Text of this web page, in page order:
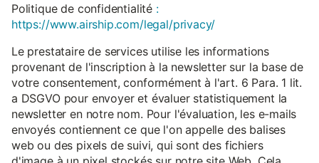
Politique de confidentialité :
https://www.airship.com/legal/privacy/
Le prestataire de services utilise les informations
provenant de l'inscription à la newsletter sur la base de
votre consentement, conformément à l'art. 6 Para. 1 lit.
a DSGVO pour envoyer et évaluer statistiquement la
newsletter en notre nom. Pour l'évaluation, les e-mails
envoyés contiennent ce que l'on appelle des balises
web ou des pixels de suivi, qui sont des fichiers